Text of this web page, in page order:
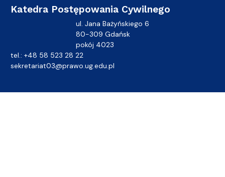
Katedra Postępowania Cywilnego
ul. Jana Bażyńskiego 6
80-309 Gdańsk
pokój 4023
tel.: +48 58 523 28 22
sekretariat03@prawo.ug.edu.pl